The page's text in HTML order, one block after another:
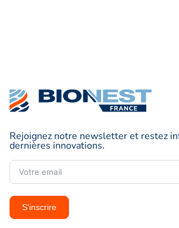
Rejoignez notre newsletter et restez
dernières innovations.
S'inscrire